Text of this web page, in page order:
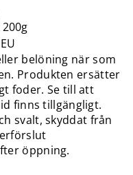
belöning när som
Produkten ersätter
foder. Se till att
finns tillgängligt.
svalt, skyddat från
öppning.